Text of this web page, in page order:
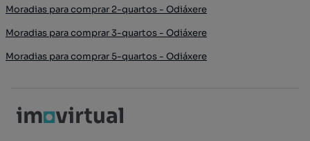
Moradias para comprar 2-quartos - Odiáxere
Moradias para comprar 3-quartos - Odiáxere
Moradias para comprar 5-quartos - Odiáxere